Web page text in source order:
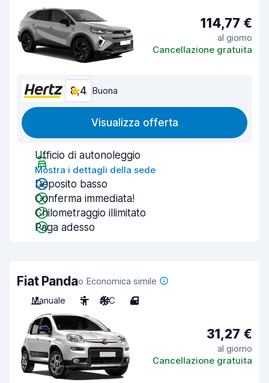
114,77 €
al giorno
Cancellazione gratuita
8,4 Buona
Visualizza offerta
Ufficio di autonoleggio
Mostra i dettagli della sede
Deposito basso
Conferma immediata!
Chilometraggio illimitato
Paga adesso
Fiat Pandao Economica simile
Manuale
5 A/C 4
31,27 €
al giorno
Cancellazione gratuita